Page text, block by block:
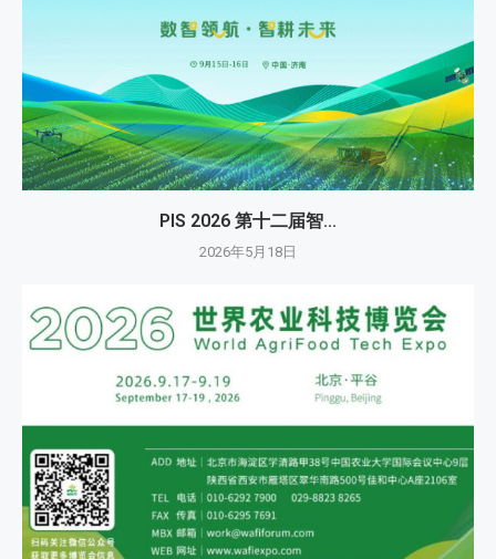
PIS 2026 第十二届智...
2026年5月18日